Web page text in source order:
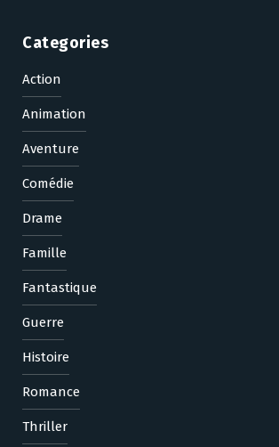
Categories
Action
Animation
Aventure
Comédie
Drame
Famille
Fantastique
Guerre
Histoire
Romance
Thriller